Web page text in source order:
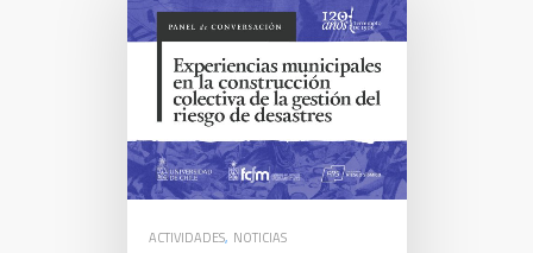
ACTIVIDADES, NOTICIAS